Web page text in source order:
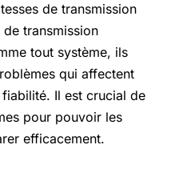
de transmission
transmission
tout système, ils
qui affectent
Il est crucial de
pour pouvoir les
efficacement.